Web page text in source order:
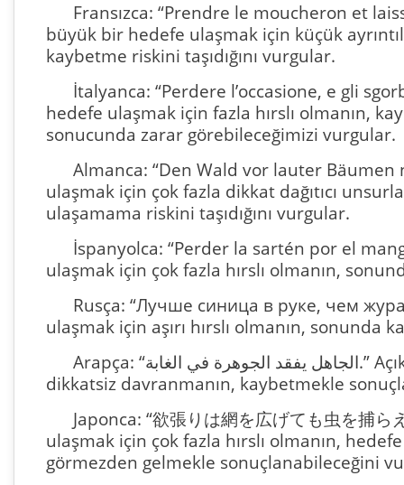
Fransızca: “Prendre le moucheron et
büyük bir hedefe ulaşmak için küçük
kaybetme riskini taşıdığını vurgular.
İtalyanca: “Perdere l’occasione, e gli
hedefe ulaşmak için fazla hırslı olmanın,
sonucunda zarar görebileceğimizi vurgular.
Almanca: “Den Wald vor lauter Bäumen
ulaşmak için çok fazla dikkat dağıtıcı
ulaşamama riskini taşıdığını vurgular.
İspanyolca: “Perder la sartén por el
ulaşmak için çok fazla hırslı olmanın,
Rusça: “Лучше синица в руке, чем
ulaşmak için aşırı hırslı olmanın,
Arapça: “الجاهل يفقد الجوهرة في الغابة.” Açıklama: Bu atasözü, hedefe ulaşmak için
dikkatsiz davranmanın, kaybetmekle
Japonca: “欲張りは網を広げても虫を捕
ulaşmak için çok fazla hırslı olmanın,
görmezden gelmekle sonuçlanabileceğini